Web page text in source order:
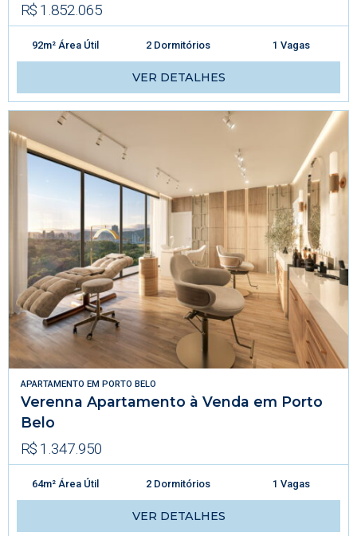
R$ 1.852.065
92m² Área Útil 2 Dormitórios 1 Vagas
VER DETALHES
APARTAMENTO EM PORTO BELO
Verenna Apartamento à Venda em Porto
Belo
R$ 1.347.950
64m² Área Útil 2 Dormitórios 1 Vagas
VER DETALHES